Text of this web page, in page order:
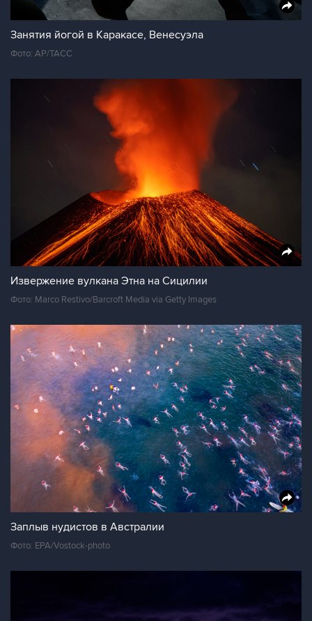
Занятия йогой в Каракасе, Венесуэла
Фото: AP/ТАСС
Извержение вулкана Этна на Сицилии
Фото: Marco Restivo/Barcroft Media via Getty Images
Заплыв нудистов в Австралии
Фото: EPA/Vostock-photo